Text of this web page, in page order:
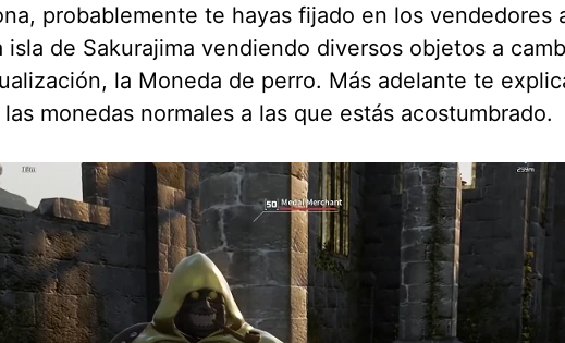
probablemente te hayas fijado en los vendedores
de Sakurajima vendiendo diversos objetos a
la Moneda de perro. Más adelante te
monedas normales a las que estás acostumbrado.